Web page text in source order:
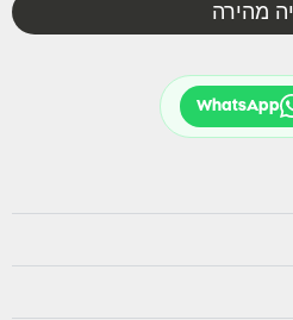
מהירה
WhatsApp